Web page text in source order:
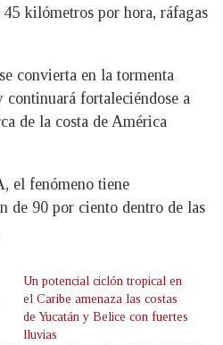
45 kilómetros por hora, ráfagas
convierta en la tormenta
continuará fortaleciéndose a
de la costa de América
el fenómeno tiene
de 90 por ciento dentro de las
Un potencial ciclón tropical en
el Caribe amenaza las costas
de Yucatán y Belice con fuertes
lluvias